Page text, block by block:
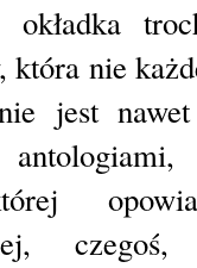
okładka
nie
jest